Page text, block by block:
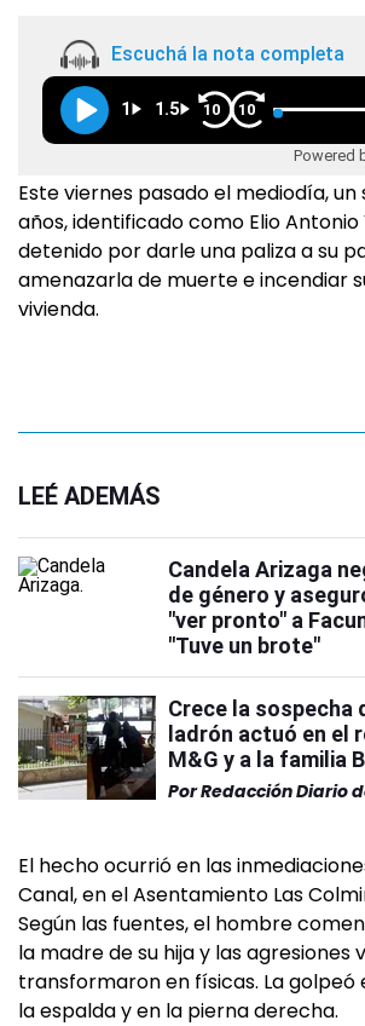
Escuchá la nota completa
1 1.5 10 10
Powered
Este viernes pasado el mediodía, un
años, identificado como Elio
detenido por darle una paliza a su
amenazarla de muerte e incendiar
vivienda.
LEÉ ADEMÁS
Candela Arizaga
de género y
"ver pronto" a
"Tuve un brote"
Crece la sospecha
ladrón actuó en el
M&G y a la familia
PorRedacción Diario
El hecho ocurrió en las
Canal, en el Asentamiento Las
Según las fuentes, el hombre
la madre de su hija y las agresiones
transformaron en físicas. La golpeó
la espalda y en la pierna derecha.